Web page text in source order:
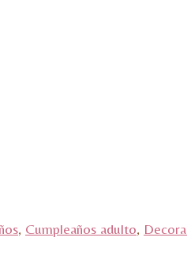
, Cumpleaños adulto,